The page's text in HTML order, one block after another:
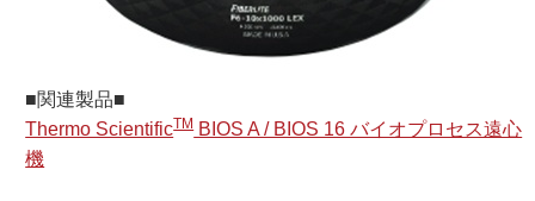
■関連製品■
Thermo ScientificTMBIOS A / BIOS 16 バイオプロセス遠心
機
ラボプランニング
実験フローガイド
ワケンG オンラインショップ